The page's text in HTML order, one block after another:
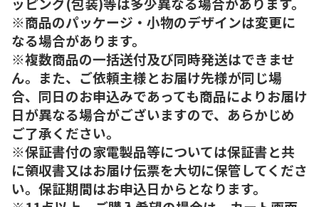
※商品のパッケージ・小物のデザインは変更に
なる場合があります。
※複数商品の一括送付及び同時発送はできませ
ん。また、ご依頼主様とお届け先様が同じ場
合、同日のお申込みであっても商品によりお届け
日が異なる場合がございますので、あらかじめ
ご了承ください。
※保証書付の家電製品等については保証書と共
に領収書又はお届け伝票を大切に保管してくださ
い。保証期間はお申込日からとなります。